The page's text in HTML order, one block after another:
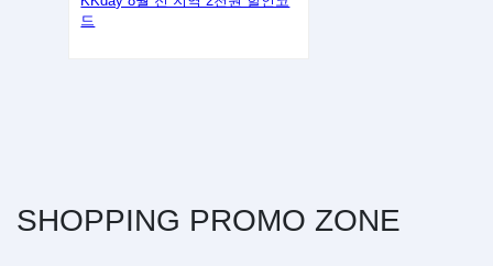
드
SHOPPING PROMO ZONE